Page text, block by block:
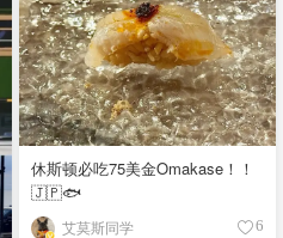
休斯顿必吃75美金Omakase！！
🇯🇵🐟
艾莫斯同学 6